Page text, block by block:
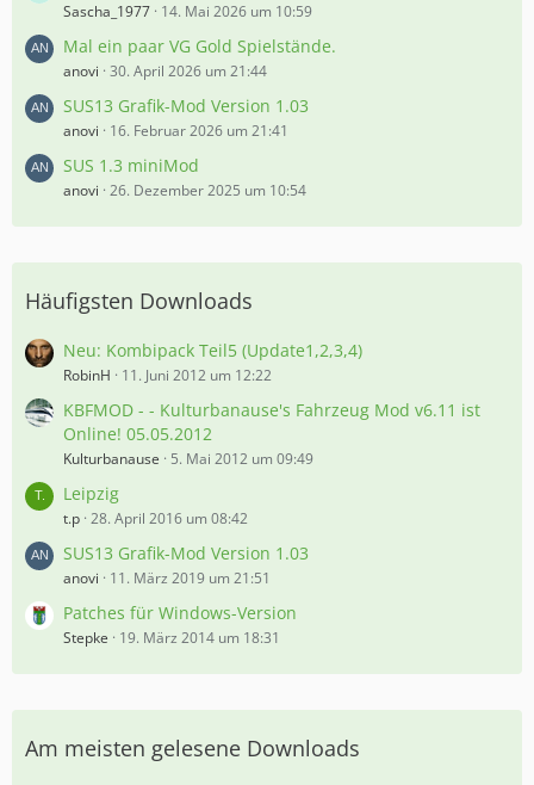
Sascha_1977 14. Mai 2026 um 10:59
Mal ein paar VG Gold Spielstände.
anovi 30. April 2026 um 21:44
SUS13 Grafik-Mod Version 1.03
anovi 16. Februar 2026 um 21:41
SUS 1.3 miniMod
anovi 26. Dezember 2025 um 10:54
Häufigsten Downloads
Neu: Kombipack Teil5 (Update1,2,3,4)
RobinH 11. Juni 2012 um 12:22
KBFMOD - - Kulturbanause's Fahrzeug Mod v6.11 ist
Online! 05.05.2012
Kulturbanause 5. Mai 2012 um 09:49
Leipzig
t.p 28. April 2016 um 08:42
SUS13 Grafik-Mod Version 1.03
anovi 11. März 2019 um 21:51
Patches für Windows-Version
Stepke 19. März 2014 um 18:31
Am meisten gelesene Downloads